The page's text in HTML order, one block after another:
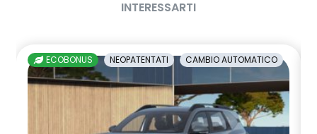
impunture giallo fresh
sensori di parcheggio anteriori/posteriori/laterali
INTERESSARTI
ECOBONUS NEOPATENTATI CAMBIO AUTOMATICO